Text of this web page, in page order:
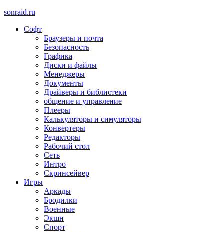
sonraid.ru
Скачивай программы, мини игры
Софт
Браузеры и почта
Безопасность
Графика
Диски и файлы
Менеджеры
Документы
Драйверы и библиотеки
общение и управление
Плееры
Калькуляторы и симуляторы
Конвертеры
Редакторы
Рабочий стол
Сеть
Интро
Скринсейвер
Игры
Аркады
Бродилки
Военные
Экшн
Спорт